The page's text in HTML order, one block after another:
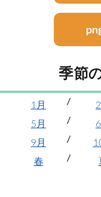
季節
1月
5月
9月
春